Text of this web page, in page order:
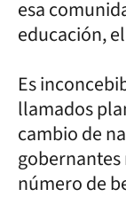
esa
educación,
Es
llamados
cambio de
número de